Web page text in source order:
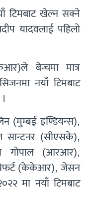
टिमबाट खेल्न सक्ने
यादवलाई पहिलो
बेन्चमा मात्र
नयाँ टिमबाट
(मुम्बई इण्डियन्स),
(सीएसके),
गोपाल (आरआर),
(केकेआर), जेसन
मा नयाँ टिमबाट